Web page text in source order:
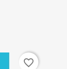
favorite_border